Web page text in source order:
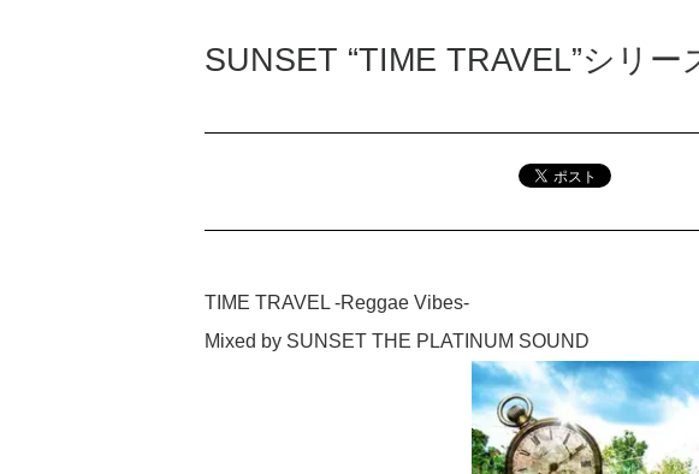
SUNSET “TIME TRAVEL”シリ
TIME TRAVEL -Reggae Vibes-
Mixed by SUNSET THE PLATINUM SOUND